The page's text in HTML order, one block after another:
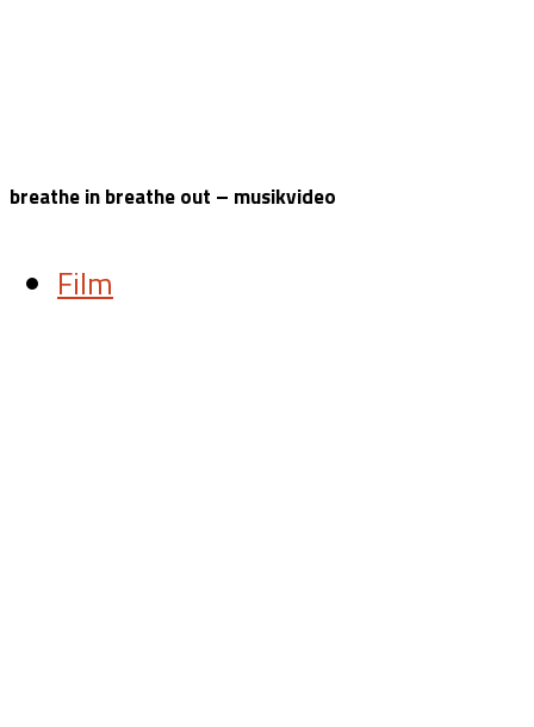
breathe in breathe out – musikvideo
Film